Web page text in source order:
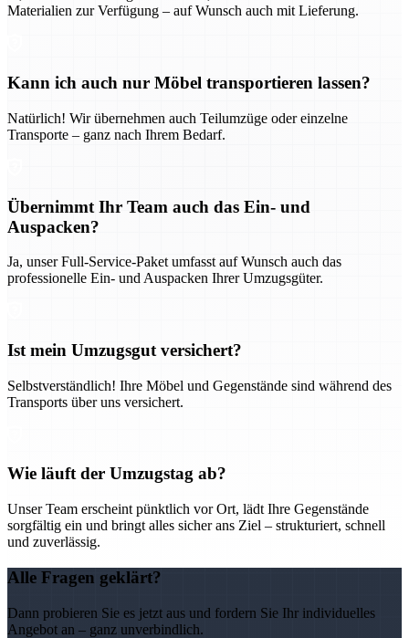
Materialien zur Verfügung – auf Wunsch auch mit Lieferung.
Kann ich auch nur Möbel transportieren lassen?
Natürlich! Wir übernehmen auch Teilumzüge oder einzelne
Transporte – ganz nach Ihrem Bedarf.
Übernimmt Ihr Team auch das Ein- und
Auspacken?
Ja, unser Full-Service-Paket umfasst auf Wunsch auch das
professionelle Ein- und Auspacken Ihrer Umzugsgüter.
Ist mein Umzugsgut versichert?
Selbstverständlich! Ihre Möbel und Gegenstände sind während des
Transports über uns versichert.
Wie läuft der Umzugstag ab?
Unser Team erscheint pünktlich vor Ort, lädt Ihre Gegenstände
sorgfältig ein und bringt alles sicher ans Ziel – strukturiert, schnell
und zuverlässig.
Alle Fragen geklärt?
Dann probieren Sie es jetzt aus und fordern Sie Ihr individuelles
Angebot an – ganz unverbindlich.